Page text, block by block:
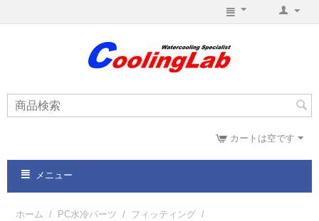
カートは空です
メニュー
ホーム / PC水冷パーツ / フィッティング /